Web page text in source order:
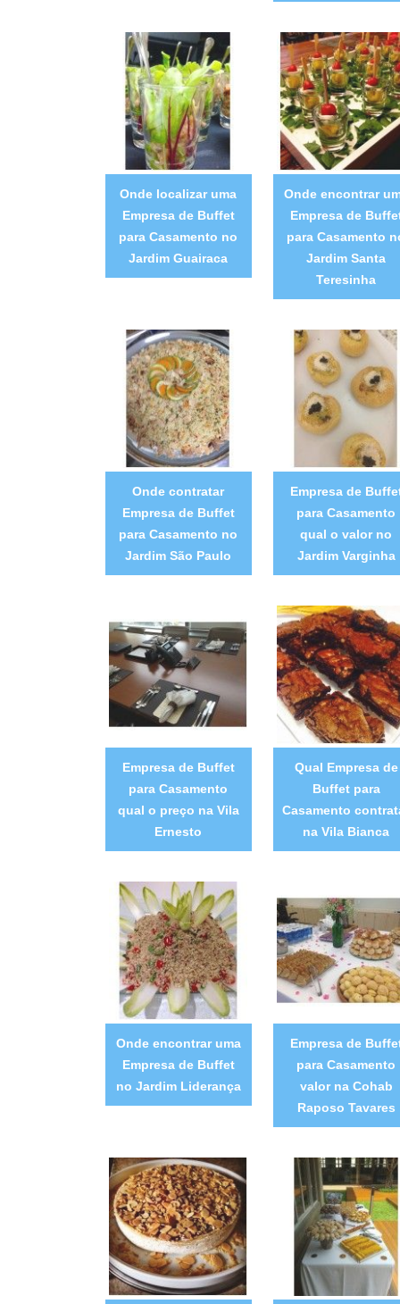
Onde localizar uma
Empresa de Buffet
para Casamento no
Jardim Guairaca
Onde encontrar
Empresa de
para Casamento
Jardim Santa
Teresinha
Onde contratar
Empresa de Buffet
para Casamento no
Jardim São Paulo
Empresa de
para Casamento
qual o valor no
Jardim Varginha
Empresa de Buffet
para Casamento
qual o preço na Vila
Ernesto
Qual Empresa de
Buffet para
Casamento
na Vila Bianca
Onde encontrar uma
Empresa de Buffet
no Jardim Liderança
Empresa de
para Casamento
valor na Cohab
Raposo Tavares